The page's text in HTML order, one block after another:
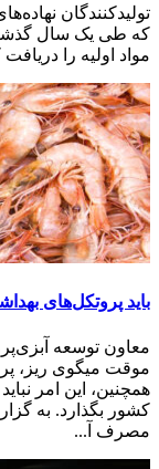
تولیدکنندگان
که طی یک سال گذشته
مواد اولیه را دریافت
باید پروتکل‌های
معاون توسعه
موقت میگوی ریز،
همچنین، این امر
کشور بگذارد. به
مصرف آ...